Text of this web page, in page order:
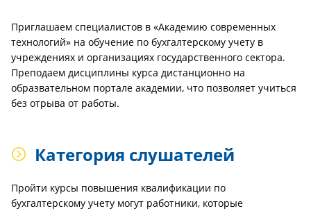
Приглашаем специалистов в «Академию современных
технологий» на обучение по бухгалтерскому учету в
учреждениях и организациях государственного сектора.
Преподаем дисциплины курса дистанционно на
образвательном портале академии, что позволяет учиться
без отрыва от работы.
Категория слушателей
Пройти курсы повышения квалификации по
бухгалтерскому учету могут работники, которые